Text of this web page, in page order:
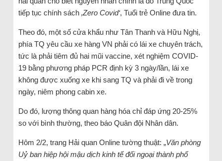
tiếp tục chính sách ‚Zero Covid‘, Tuổi trẻ Online đưa tin.
Theo đó, một số cửa khẩu như Tân Thanh và Hữu Nghị,
phía TQ yêu cầu xe hàng VN phải có lái xe chuyên trách,
tức là phải tiêm đủ hai mũi vaccine, xét nghiệm COVID-
19 bằng phương pháp PCR định kỳ 3 ngày/lần, lái xe
không được xuống xe khi sang TQ và phải đi về trong
ngày, niêm phong cabin xe.
Do đó, lượng thông quan hàng hóa chỉ đáp ứng 20-25%
so với bình thường, theo báo Quân đội Nhân dân.
Hôm 2/2, trang Hải quan Online tường thuật: „Văn phòng
Uỷ ban hiệp hội mậu dịch kinh tế đối ngoại thành phố